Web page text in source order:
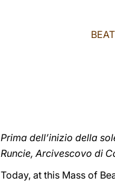
Prima dell’inizio della
Runcie, Arcivescovo di
Today, at this Mass of